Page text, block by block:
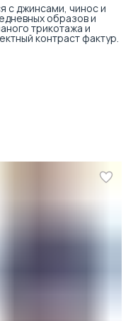
с джинсами, чинос и
образов и
трикотажа и
контраст фактур.